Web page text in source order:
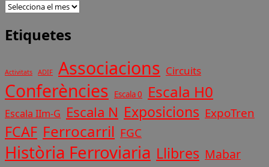
Etiquetes
Activitats ADIF Associacions Circuits
Conferències Escala 0 Escala H0
Escala IIm-G Escala N Exposicions ExpoTren
FCAF Ferrocarril FGC
Història Ferroviaria Llibres Mabar